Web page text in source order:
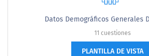
Datos Demográficos Generales
11 cuestiones
PLANTILLA DE VISTA